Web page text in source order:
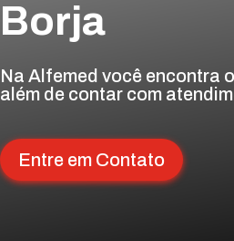
Borja
Na Alfemed você encontra
além de contar com
Entre em Contato